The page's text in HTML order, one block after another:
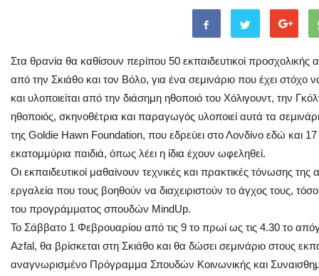
Στα θρανία θα καθίσουν περίπου 50 εκπαιδευτικοί
από την Σκιάθο και τον Βόλο, για ένα σεμινάριο που έχει στόχο
και υλοποιείται από την διάσημη ηθοποιό του Χόλιγουντ, την
ηθοποιός, σκηνοθέτρια και παραγωγός υλοποιεί αυτά τα
της Goldie Hawn Foundation, που εδρεύει στο Λονδίνο εδώ και 17
εκατομμύρια παιδιά, όπως λέει η ίδια έχουν ωφεληθεί.
Οι εκπαιδευτικοί μαθαίνουν τεχνικές και πρακτικές τόνωσης
εργαλεία που τους βοηθούν να διαχειριστούν το άγχος τους,
του προγράμματος σπουδών MindUp.
Το Σάββατο 1 Φεβρουαρίου από τις 9 το πρωί ως τις 4.30 το
Azfal, θα βρίσκεται στη Σκιάθο και θα δώσει σεμινάριο στους
αναγνωρισμένο Πρόγραμμα Σπουδών Κοινωνικής και